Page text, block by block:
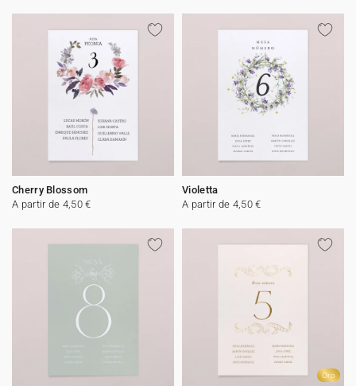
Cherry Blossom
A partir de 4,50 €
Violetta
A partir de 4,50 €
Oro